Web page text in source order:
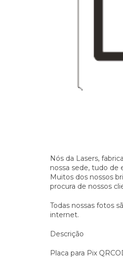
Nós da Lasers,
nossa sede, tudo de
Muitos dos nossos
procura de nossos
Todas nossas fotos
internet.
Descrição
Placa para Pix